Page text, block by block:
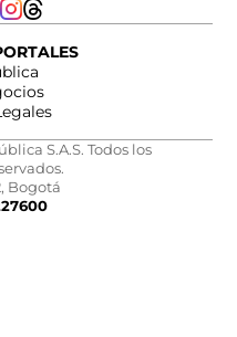
S.A.S. Todos los
Bogotá